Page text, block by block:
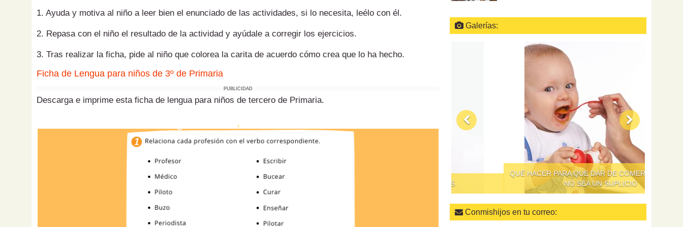
1. Ayuda y motiva al niño a leer bien el enunciado de las actividades, si lo necesita, leélo con él.
2. Repasa con el niño el resultado de la actividad y ayúdale a corregir los ejercicios.
3. Tras realizar la ficha, pide al niño que colorea la carita de acuerdo cómo crea que lo ha hecho.
Ficha de Lengua para niños de 3º de Primaria
PUBLICIDAD
Descarga e imprime esta ficha de lengua para niños de tercero de Primaria.
Galerías:
QUÉ HACER PARA QUE DAR DE COMER A LOS NIÑOS
NO SEA UN SUPLICIO
Conmishijos en tu correo: